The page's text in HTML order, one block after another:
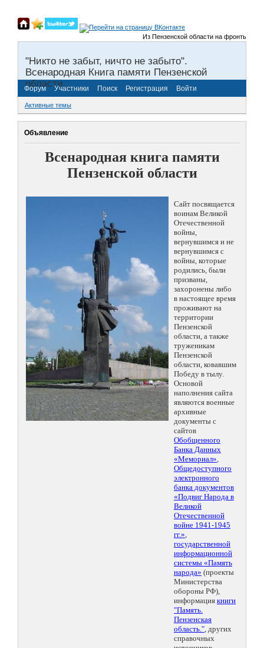
Из Пензенской области на фронты
"Никто не забыт, ничто не забыто".
Всенародная Книга памяти Пензенской
области.
Форум Участники Поиск Регистрация Войти
Активные темы
Объявление
Всенародная книга памяти
Пензенской области
Сайт посвящается
воинам Великой
Отечественной
войны,
вернувшимся и не
вернувшимся с
войны, которые
родились, были
призваны,
захоронены либо
в настоящее время
проживают на
территории
Пензенской
области, а также
труженикам
Пензенской
области, ковавшим
Победу в тылу.
Основой
наполнения сайта
являются военные
архивные
документы с
сайтов
Обобщенного
Банка Данных
«Мемориал»,
Общедоступного
электронного
банка документов
«Подвиг Народа в
Великой
Отечественной
войне 1941-1945
гг.»,
государственной
информационной
системы «Память
народа» (проекты
Министерства
обороны РФ),
информация книги
"Память.
Пензенская
область.", других
справочных